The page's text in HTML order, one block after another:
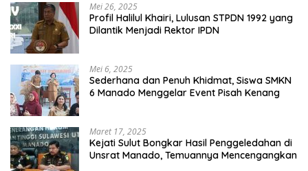
Mei 26, 2025
Profil Halilul Khairi, Lulusan STPDN 1992 yang
Dilantik Menjadi Rektor IPDN
Mei 6, 2025
Sederhana dan Penuh Khidmat, Siswa SMKN
6 Manado Menggelar Event Pisah Kenang
Maret 17, 2025
Kejati Sulut Bongkar Hasil Penggeledahan di
Unsrat Manado, Temuannya Mencengangkan